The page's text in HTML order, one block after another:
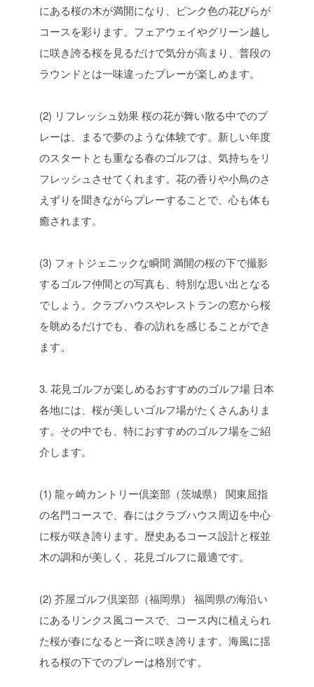
にある桜の木が満開になり、ピンク色の花びらが
コースを彩ります。フェアウェイやグリーン越し
に咲き誇る桜を見るだけで気分が高まり、普段の
ラウンドとは一味違ったプレーが楽しめます。
(2) リフレッシュ効果桜の花が舞い散る中でのプ
レーは、まるで夢のような体験です。新しい年度
のスタートとも重なる春のゴルフは、気持ちをリ
フレッシュさせてくれます。花の香りや小鳥のさ
えずりを聞きながらプレーすることで、心も体も
癒されます。
(3) フォトジェニックな瞬間 満開の桜の下で撮影
するゴルフ仲間との写真も、特別な思い出となる
でしょう。クラブハウスやレストランの窓から桜
を眺めるだけでも、春の訪れを感じることができ
ます。
3. 花見ゴルフが楽しめるおすすめのゴルフ場 日本
各地には、桜が美しいゴルフ場がたくさんありま
す。その中でも、特におすすめのゴルフ場をご紹
介します。
(1) 龍ヶ崎カントリー倶楽部（茨城県）
関東屈指
の名門コースで、春にはクラブハウス周辺を中心
に桜が咲き誇ります。歴史あるコース設計と桜並
木の調和が美しく、花見ゴルフに最適です。
(2) 芥屋ゴルフ倶楽部（福岡県）
福岡県の海沿い
にあるリンクス風コースで、コース内に植えられ
た桜が春になると一斉に咲き誇ります。海風に揺
れる桜の下でのプレーは格別です。